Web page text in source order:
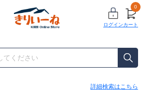
ログイン
0
カート
詳細検索はこちら